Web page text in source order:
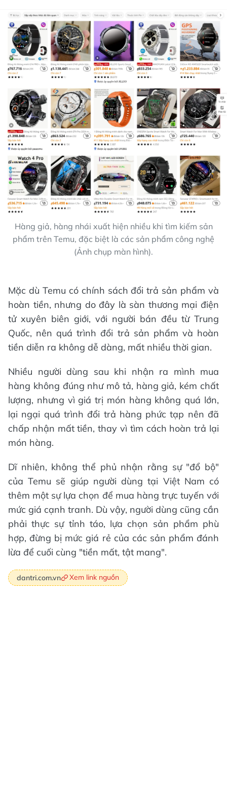
Hàng giả, hàng nhái xuất hiện nhiều khi tìm kiếm sản
phẩm trên Temu, đặc biệt là các sản phẩm công nghệ
(Ảnh chụp màn hình).
Mặc dù Temu có chính sách đổi trả sản phẩm và
hoàn tiền, nhưng do đây là sàn thương mại điện
tử xuyên biên giới, với người bán đều từ Trung
Quốc, nên quá trình đổi trả sản phẩm và hoàn
tiền diễn ra không dễ dàng, mất nhiều thời gian.
Nhiều người dùng sau khi nhận ra mình mua
hàng không đúng như mô tả, hàng giả, kém chất
lượng, nhưng vì giá trị món hàng không quá lớn,
lại ngại quá trình đổi trả hàng phức tạp nên đã
chấp nhận mất tiền, thay vì tìm cách hoàn trả lại
món hàng.
Dĩ nhiên, không thể phủ nhận rằng sự "đổ bộ"
của Temu sẽ giúp người dùng tại Việt Nam có
thêm một sự lựa chọn để mua hàng trực tuyến với
mức giá cạnh tranh. Dù vậy, người dùng cũng cần
phải thực sự tỉnh táo, lựa chọn sản phẩm phù
hợp, đừng bị mức giá rẻ của các sản phẩm đánh
lừa để cuối cùng "tiền mất, tật mang".
dantri.com.vn Xem link nguồn